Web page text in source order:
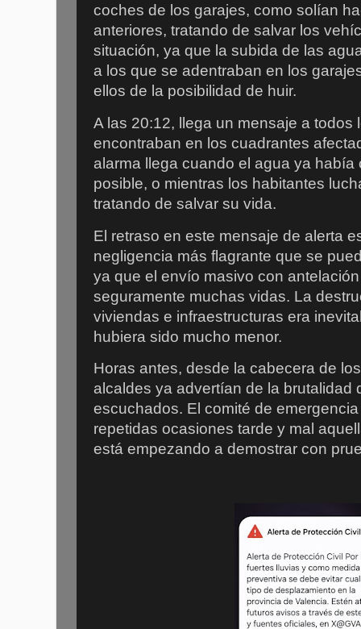
coches de los garajes, como solían
anteriores, tratando de salvar los
situación, ya que la subida de las
a los que se adentraban en los
ellos de la posibilidad de huir.
A las 20:12, llega un mensaje a todos
encontraban en los cuadrantes
alarma llega cuando el agua ya
posible, o mientras los habitantes
tratando de salvar su vida.
El retraso en este mensaje de alerta
negligencia más flagrante que se
ya que el envío masivo con
seguramente muchas vidas. La
viviendas e infraestructuras era
hubiera sido mucho menor.
Horas antes, desde la cabecera de
alcaldes ya advertían de la brutalidad
escuchados. El comité de
repetidas ocasiones tarde y mal
está empezando a demostrar con